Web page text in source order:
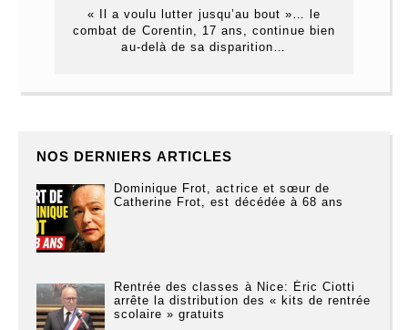
« Il a voulu lutter jusqu’au bout »… le
combat de Corentin, 17 ans, continue bien
au-delà de sa disparition…
NOS DERNIERS ARTICLES
Dominique Frot, actrice et sœur de
Catherine Frot, est décédée à 68 ans
Rentrée des classes à Nice: Éric Ciotti
arrête la distribution des « kits de rentrée
scolaire » gratuits